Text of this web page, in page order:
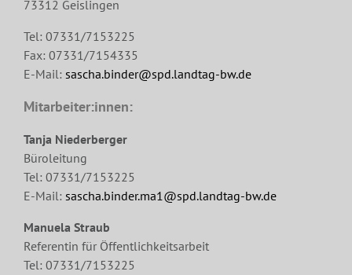
73312 Geislingen
Tel: 07331/7153225
Fax: 07331/7154335
E-Mail: sascha.binder@spd.landtag-bw.de
Mitarbeiter:innen:
Tanja Niederberger
Büroleitung
Tel: 07331/7153225
E-Mail: sascha.binder.ma1@spd.landtag-bw.de
Manuela Straub
Referentin für Öffentlichkeitsarbeit
Tel: 07331/7153225